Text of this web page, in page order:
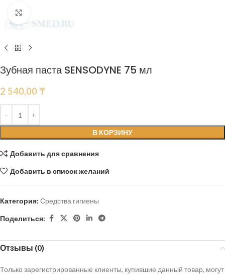
Зубная паста SENSODYNE 75 мл
2 540,00 ₸
В КОРЗИНУ
Добавить для сравнения
Добавить в список желаний
Категория: Средства гигиены
Поделиться:
Отзывы (0)
Только зарегистрированные клиенты, купившие данный товар, могут